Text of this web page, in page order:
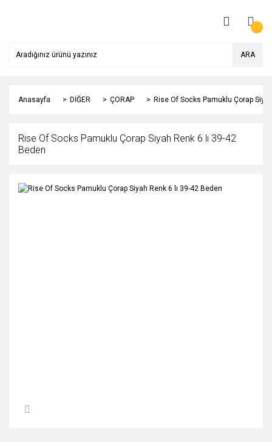
ARA
Anasayfa DİĞER ÇORAP Rise Of Socks Pamuklu Çorap
Rise Of Socks Pamuklu Çorap Siyah Renk 6 lı 39-42
Beden